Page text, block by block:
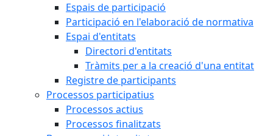
Espais de participació
Participació en l'elaboració de normativa
Espai d'entitats
Directori d'entitats
Tràmits per a la creació d'una entitat
Registre de participants
Processos participatius
Processos actius
Processos finalitzats